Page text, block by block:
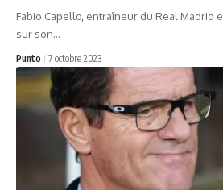
Fabio Capello, entraîneur du Real Madrid
sur son…
Punto 17 octobre 2023